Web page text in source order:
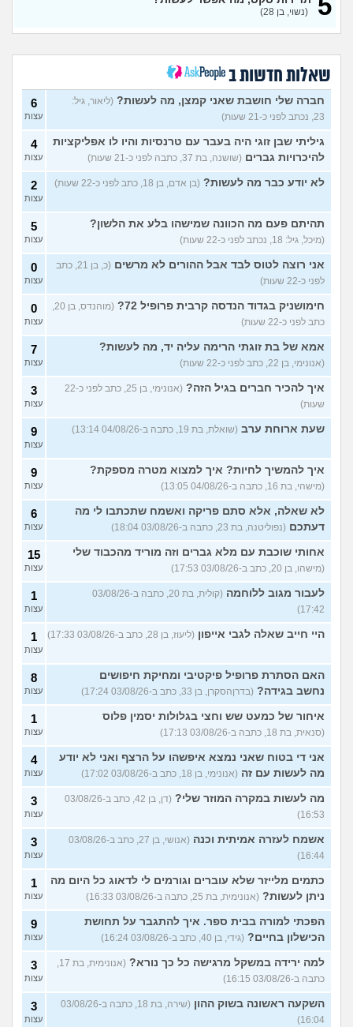
מפנטז על חבר טוב שלי
האם חוויתי תקיפה מינית?
(רוויטל, בת 24)
14
עצות
בנות,אתן הייתן "מסדרות" את
אח שלכם במצב כזה?
(לוחם שקרוב ל'חרור, בן 21)
מסאג׳יסט מעורער
(מסאג׳יסט מעורער, בן 26)
4
עצות
אנחנו מקיימים יחסים עם
בגדים וזה לא מפריע לבעלי,
מה לעשות?
(דיאנה, בת 42)
5
עצות
מחזור לאחר כמה שעות, זה
בטוח?
(שלומי, בן 21)
9
עצות
נשוי מפנטז על ליידיבויס
(מאטיטיהו, בן 37)
3
עצות
למישהו יש עצה איך לדכא את
החשק המיני?
(יפה, בת 43)
עוד שאלות חדשות במדור
5 (נשוי, בן 28)
שאלות חדשות ב
חברה שלי חושבת שאני קמצן, מה לעשות? (ליאור, גיל:
23, נכתב לפני כ-21 שעות)
6
עצות
גיליתי שבן זוגי היה בעבר עם טרנסיות והיו לו אפליקציות
להיכרויות גברים (שושנה, בת 37, כתבה לפני כ-21 שעות)
4
עצות
לא יודע כבר מה לעשות? (בן אדם, בן 18, כתב לפני כ-22 שעות) 2
עצות
תהיתם פעם מה הכוונה שמישהו בלע את הלשון?
(מיכל, גיל: 18, נכתב לפני כ-22 שעות)
5
עצות
אני רוצה לטוס לבד אבל ההורים לא מרשים
(כ, בן 21, כתב
לפני כ-22 שעות)
0
עצות
חימושניק בגדוד הנדסה קרבית פרופיל 72?
(מוהנדס, בן 20,
כתב לפני כ-22 שעות)
0
עצות
אמא של בת זוגתי הרימה עליה יד, מה לעשות?
(אנונימי, בן 22, כתב לפני כ-22 שעות)
7
עצות
איך להכיר חברים בגיל הזה?
(אנונימי, בן 25, כתב לפני כ-22
שעות)
3
עצות
שעת ארוחת ערב (שואלת, בת 19, כתבה ב-04/08/26 13:14) 9
עצות
איך להמשיך לחיות? איך למצוא מטרה מספקת?
(מישהי, בת 16, כתבה ב-04/08/26 13:05)
9
עצות
לא שאלה, אלא סתם פריקה ואשמח שתכתבו לי מה
דעתכם (נפוליטנה, בת 23, כתבה ב-03/08/26 18:04)
6
עצות
אחותי שוכבת עם מלא גברים וזה מוריד מהכבוד שלי
(מישהו, בן 20, כתב ב-03/08/26 17:53)
15
עצות
לעבור מגוב ללוחמה
(קולית, בת 20, כתבה ב-03/08/26
17:42)
1
עצות
היי חייב שאלה לגבי אייפון (ליעוז, בן 28, כתב ב-03/08/26 17:33) 1
עצות
האם הסתרת פרופיל פיקטיבי ומחיקת חיפושים
נחשב בגידה? (בדרןהסקרן, בן 33, כתב ב-03/08/26 17:24)
8
עצות
איחור של כמעט שש וחצי בגלולות יסמין פלוס
(סנאית, בת 18, כתבה ב-03/08/26 17:13)
1
עצות
אני די בטוח שאני נמצא איפשהו על הרצף ואני לא יודע
מה לעשות עם זה (אנונימי, בן 18, כתב ב-03/08/26 17:02)
4
עצות
מה לעשות במקרה המוזר שלי?
(דן, בן 42, כתב ב-03/08/26
16:53)
3
עצות
אשמח לעזרה אמיתית וכנה
(אנושי, בן 27, כתב ב-03/08/26
16:44)
3
עצות
כתמים מלייזר שלא עוברים וגורמים לי לדאוג כל היום מה
ניתן לעשות? (אנונימית, בת 25, כתבה ב-03/08/26 16:33)
1
עצות
הפכתי למורה בבית ספר. איך להתגבר על תחושת
הכישלון בחיים? (גידי, בן 40, כתב ב-03/08/26 16:24)
9
עצות
למה ירידה במשקל מרגישה כל כך נורא?
(אנונימית, בת 17,
כתבה ב-03/08/26 16:15)
3
עצות
השקעה ראשונה בשוק ההון
(שירה, בת 18, כתבה ב-03/08/26
16:04)
3
עצות